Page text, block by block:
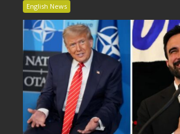
English News